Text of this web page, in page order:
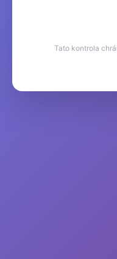
Tato kontrola